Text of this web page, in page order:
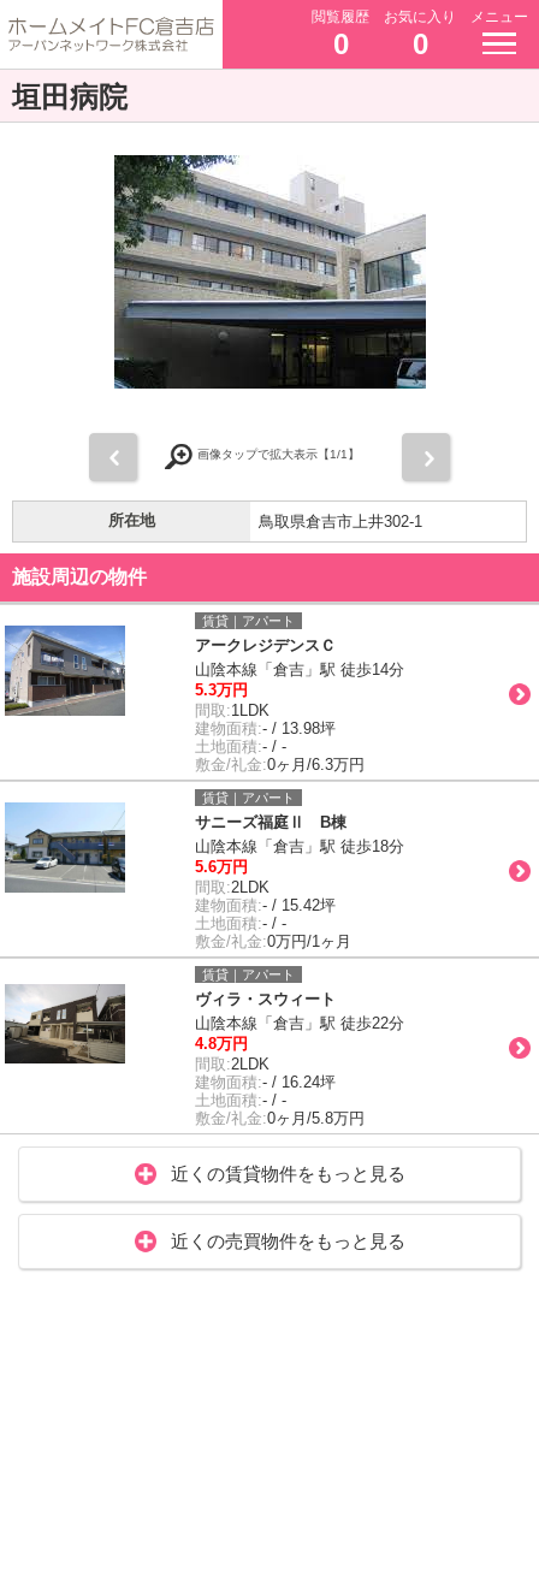
閲覧履歴
0
お気に入り
0
メニュー
垣田病院
画像タップで拡大表示【1/1】
所在地 鳥取県倉吉市上井302-1
施設周辺の物件
賃貸｜アパート
アークレジデンスＣ
山陰本線「倉吉」駅 徒歩14分
5.3万円
間取:1LDK
建物面積:- / 13.98坪
土地面積:- / -
敷金/礼金:0ヶ月/6.3万円
賃貸｜アパート
サニーズ福庭Ⅱ B棟
山陰本線「倉吉」駅 徒歩18分
5.6万円
間取:2LDK
建物面積:- / 15.42坪
土地面積:- / -
敷金/礼金:0万円/1ヶ月
賃貸｜アパート
ヴィラ・スウィート
山陰本線「倉吉」駅 徒歩22分
4.8万円
間取:2LDK
建物面積:- / 16.24坪
土地面積:- / -
敷金/礼金:0ヶ月/5.8万円
近くの賃貸物件をもっと見る
近くの売買物件をもっと見る